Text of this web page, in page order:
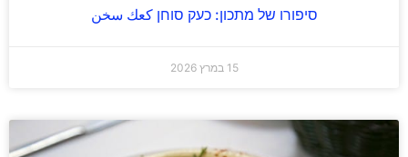
סיפורו של מתכון: כעק סוחן كعك سخن
15 במרץ 2026